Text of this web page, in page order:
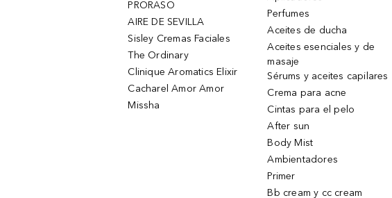
PRORASO
AIRE DE SEVILLA
Sisley Cremas Faciales
The Ordinary
Clinique Aromatics Elixir
Cacharel Amor Amor
Missha
Perfumes
Aceites de ducha
Aceites esenciales y de
masaje
Sérums y aceites capilares
Crema para acne
Cintas para el pelo
After sun
Body Mist
Ambientadores
Primer
Bb cream y cc cream